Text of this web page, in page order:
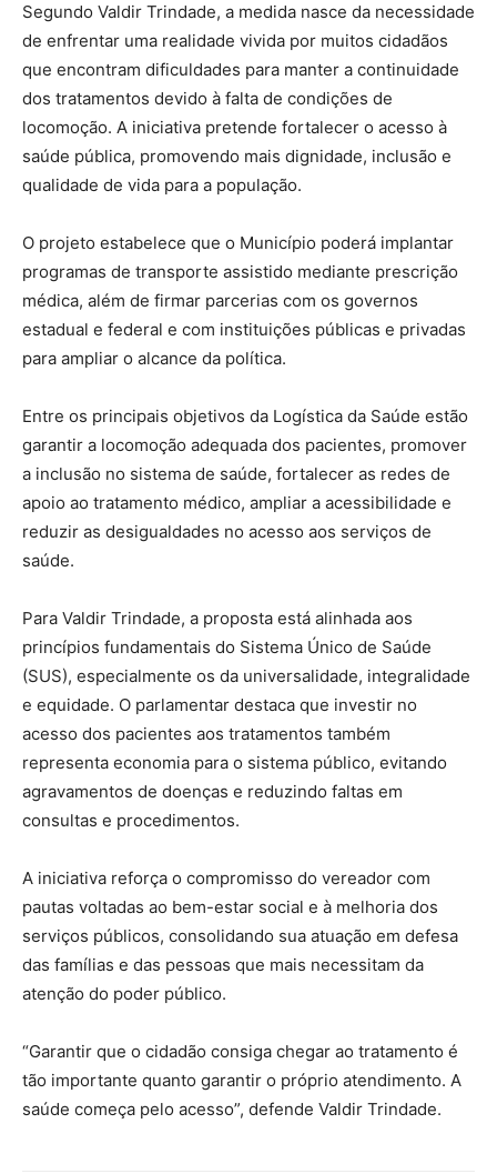
Segundo Valdir Trindade, a medida nasce da necessidade
de enfrentar uma realidade vivida por muitos cidadãos
que encontram dificuldades para manter a continuidade
dos tratamentos devido à falta de condições de
locomoção. A iniciativa pretende fortalecer o acesso à
saúde pública, promovendo mais dignidade, inclusão e
qualidade de vida para a população.
O projeto estabelece que o Município poderá implantar
programas de transporte assistido mediante prescrição
médica, além de firmar parcerias com os governos
estadual e federal e com instituições públicas e privadas
para ampliar o alcance da política.
Entre os principais objetivos da Logística da Saúde estão
garantir a locomoção adequada dos pacientes, promover
a inclusão no sistema de saúde, fortalecer as redes de
apoio ao tratamento médico, ampliar a acessibilidade e
reduzir as desigualdades no acesso aos serviços de
saúde.
Para Valdir Trindade, a proposta está alinhada aos
princípios fundamentais do Sistema Único de Saúde
(SUS), especialmente os da universalidade, integralidade
e equidade. O parlamentar destaca que investir no
acesso dos pacientes aos tratamentos também
representa economia para o sistema público, evitando
agravamentos de doenças e reduzindo faltas em
consultas e procedimentos.
A iniciativa reforça o compromisso do vereador com
pautas voltadas ao bem-estar social e à melhoria dos
serviços públicos, consolidando sua atuação em defesa
das famílias e das pessoas que mais necessitam da
atenção do poder público.
“Garantir que o cidadão consiga chegar ao tratamento é
tão importante quanto garantir o próprio atendimento. A
saúde começa pelo acesso”, defende Valdir Trindade.